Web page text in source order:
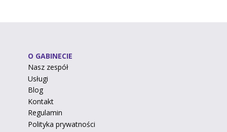
O GABINECIE
Nasz zespół
Usługi
Blog
Kontakt
Regulamin
Polityka prywatności